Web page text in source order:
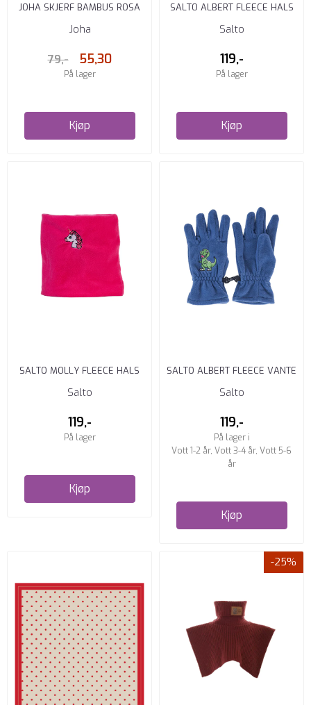
JOHA SKJERF BAMBUS ROSA
BLOOM
Joha
79,- 55,30
På lager
Kjøp
SALTO ALBERT FLEECE HALS
MARINE
Salto
119,-
På lager
Kjøp
SALTO MOLLY FLEECE HALS
ROSA
Salto
119,-
På lager
Kjøp
SALTO ALBERT FLEECE VANTE
MARINE
Salto
119,-
På lager i
Vott 1-2 år, Vott 3-4 år, Vott 5-6
år
Kjøp
-25%